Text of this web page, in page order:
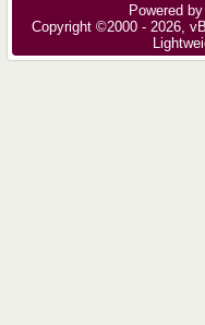
Powered
Copyright ©2000 - 2026,